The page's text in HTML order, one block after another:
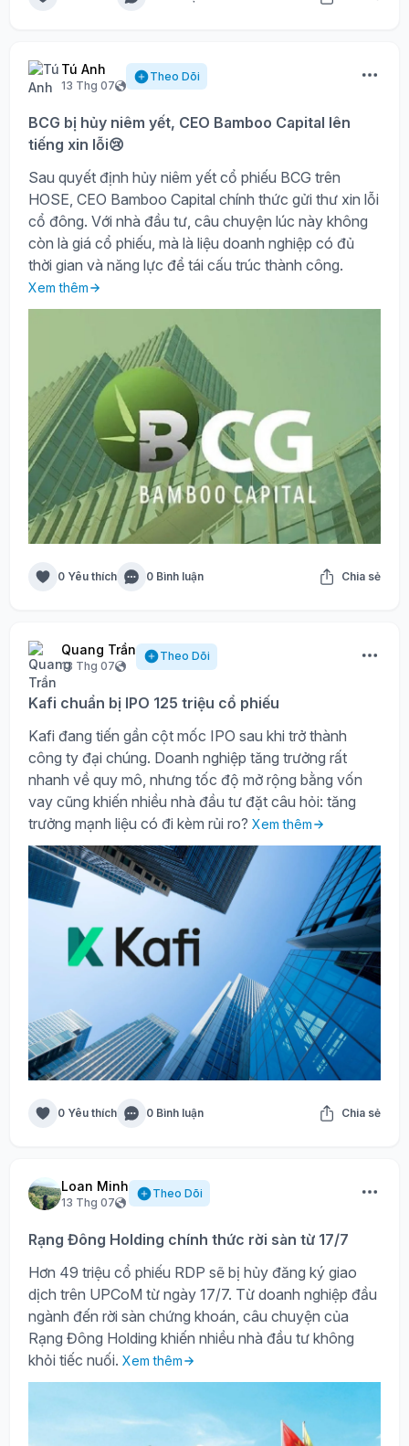
Tú Anh
13 Thg 07
Theo Dõi
BCG bị hủy niêm yết, CEO Bamboo Capital lên
tiếng xin lỗi😢
Sau quyết định hủy niêm yết cổ phiếu BCG trên
HOSE, CEO Bamboo Capital chính thức gửi thư xin lỗi
cổ đông. Với nhà đầu tư, câu chuyện lúc này không
còn là giá cổ phiếu, mà là liệu doanh nghiệp có đủ
thời gian và năng lực để tái cấu trúc thành công.
Xem thêm
0 Yêu thích 0 Bình luận Chia sẻ
Quang Trần
13 Thg 07
Theo Dõi
Kafi chuẩn bị IPO 125 triệu cổ phiếu
Kafi đang tiến gần cột mốc IPO sau khi trở thành
công ty đại chúng. Doanh nghiệp tăng trưởng rất
nhanh về quy mô, nhưng tốc độ mở rộng bằng vốn
vay cũng khiến nhiều nhà đầu tư đặt câu hỏi: tăng
trưởng mạnh liệu có đi kèm rủi ro? Xem thêm
0 Yêu thích 0 Bình luận Chia sẻ
Loan Minh
13 Thg 07
Theo Dõi
Rạng Đông Holding chính thức rời sàn từ 17/7
Hơn 49 triệu cổ phiếu RDP sẽ bị hủy đăng ký giao
dịch trên UPCoM từ ngày 17/7. Từ doanh nghiệp đầu
ngành đến rời sàn chứng khoán, câu chuyện của
Rạng Đông Holding khiến nhiều nhà đầu tư không
khỏi tiếc nuối. Xem thêm